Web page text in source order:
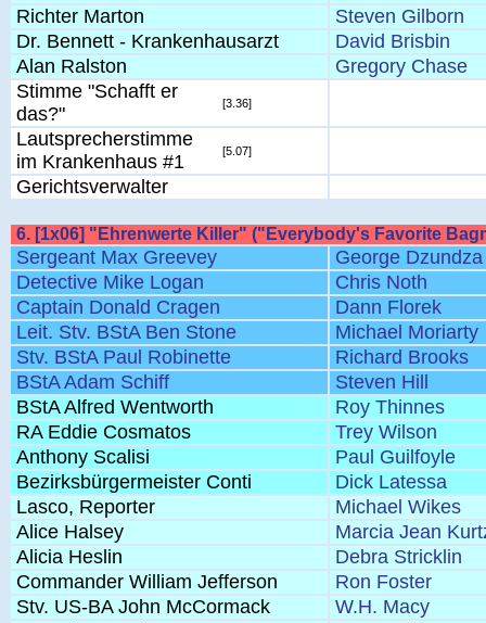
Richter Marton
Steven Gilborn
Dr. Bennett - Krankenhausarzt
David Brisbin
Alan Ralston
Gregory Chase
Stimme "Schafft er
das?"
[3.36]
Lautsprecherstimme
im Krankenhaus #1
[5.07]
Gerichtsverwalter
6. [1x06] "Ehrenwerte Killer" ("Everybody's Favorite
Sergeant Max Greevey
George Dzundza
Detective Mike Logan
Chris Noth
Captain Donald Cragen
Dann Florek
Leit. Stv. BStA Ben Stone
Michael Moriarty
Stv. BStA Paul Robinette
Richard Brooks
BStA Adam Schiff
Steven Hill
BStA Alfred Wentworth
Roy Thinnes
RA Eddie Cosmatos
Trey Wilson
Anthony Scalisi
Paul Guilfoyle
Bezirksbürgermeister Conti
Dick Latessa
Lasco, Reporter
Michael Wikes
Alice Halsey
Marcia Jean
Alicia Heslin
Debra Stricklin
Commander William Jefferson
Ron Foster
Stv. US-BA John McCormack
W.H. Macy